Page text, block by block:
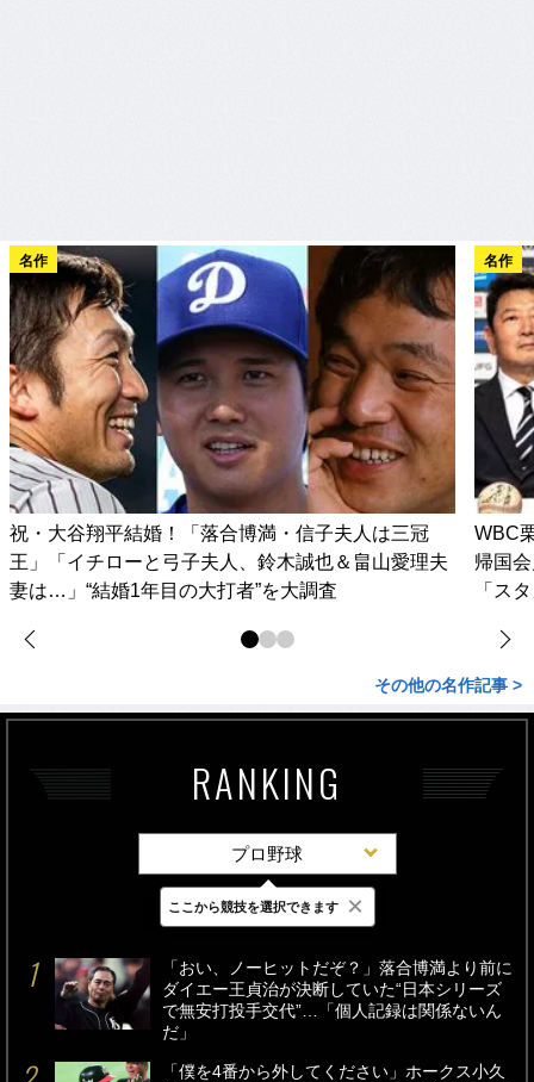
名作
祝・大谷翔平結婚！「落合博満・信子夫人は三冠
王」「イチローと弓子夫人、鈴木誠也＆畠山愛理夫
妻は…」“結婚1年目の大打者”を大調査
名作
WBC
帰国
「ス
その他の名作記事 >
RANKING
プロ野球
最新 24時間 週間
「おい、ノーヒットだぞ？」落合博満より前に
ダイエー王貞治が決断していた“日本シリーズ
で無安打投手交代”…「個人記録は関係ないん
だ」
「僕を4番から外してください」ホークス小久
ここから競技を選択できます ×